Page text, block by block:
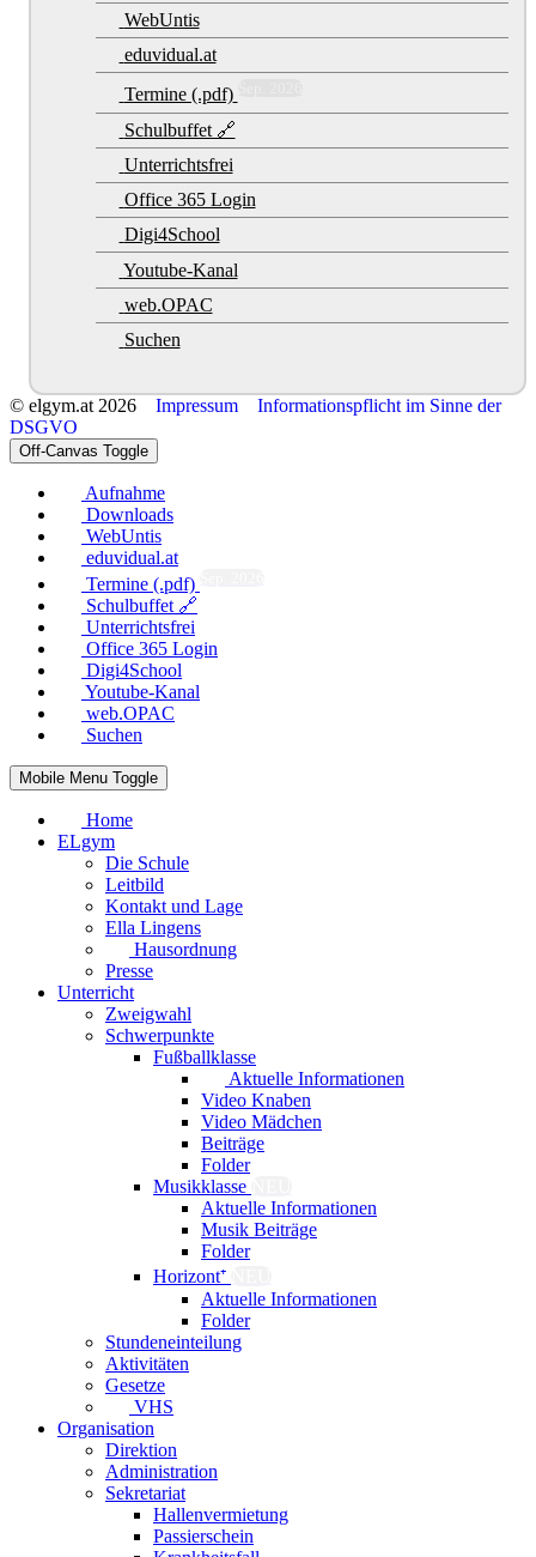
WebUntis
eduvidual.at
Termine (.pdf)
Schulbuffet 🔗
Unterrichtsfrei
Office 365 Login
Digi4School
Youtube-Kanal
web.OPAC
Suchen
© elgym.at 2026 Impressum
Informationspflicht im Sinne der
DSGVO
Off-Canvas Toggle
Aufnahme
Downloads
WebUntis
eduvidual.at
Termine (.pdf)
Schulbuffet 🔗
Unterrichtsfrei
Office 365 Login
Digi4School
Youtube-Kanal
web.OPAC
Suchen
Mobile Menu Toggle
Home
ELgym
Die Schule
Leitbild
Kontakt und Lage
Ella Lingens
Hausordnung
Presse
Unterricht
Zweigwahl
Schwerpunkte
Fußballklasse
Aktuelle Informationen
Video Knaben
Video Mädchen
Beiträge
Folder
Musikklasse
Aktuelle Informationen
Musik Beiträge
Folder
Horizont⁺
Aktuelle Informationen
Folder
Stundeneinteilung
Aktivitäten
Gesetze
VHS
Organisation
Direktion
Administration
Sekretariat
Hallenvermietung
Passierschein